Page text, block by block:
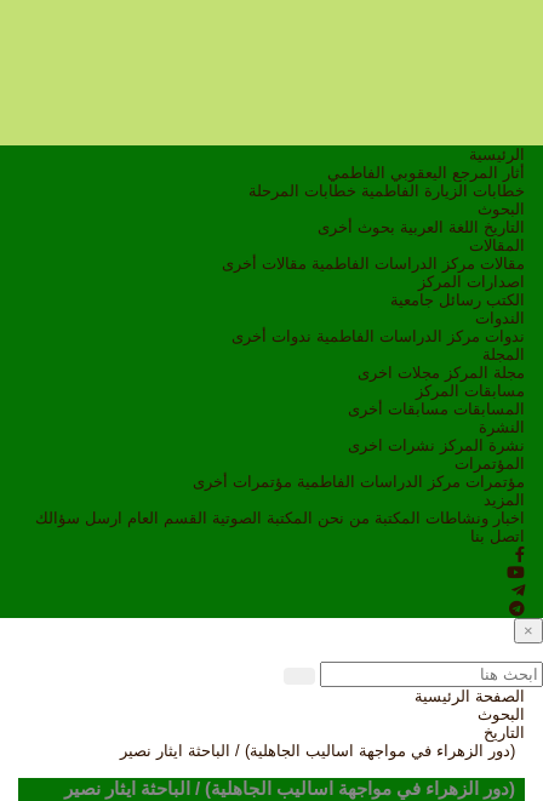
الرئيسية
أثار المرجع اليعقوبي الفاطمي
خطابات الزيارة الفاطمية خطابات المرحلة
البحوث
التاريخ
اللغة العربية بحوث أخرى
المقالات
مقالات مركز الدراسات الفاطمية مقالات أخرى
اصدارات المركز
الكتب رسائل جامعية
الندوات
ندوات مركز الدراسات الفاطمية ندوات أخرى
المجلة
مجلة المركز مجلات اخرى
مسابقات المركز
المسابقات مسابقات أخرى
النشرة
نشرة المركز نشرات اخرى
المؤتمرات
مؤتمرات مركز الدراسات الفاطمية مؤتمرات أخرى
المزيد
اخبار ونشاطات
المكتبة من نحن المكتبة الصوتية القسم العام ارسل سؤالك
اتصل بنا
×
الصفحة الرئيسية
البحوث
التاريخ
(دور الزهراء في مواجهة اساليب الجاهلية) / الباحثة ايثار نصير
(دور الزهراء في مواجهة اساليب الجاهلية) / الباحثة ايثار نصير